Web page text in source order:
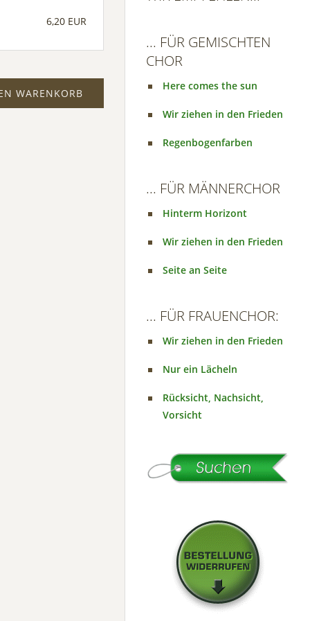
6,20 EUR
WARENKORB
... FÜR GEMISCHTEN
CHOR
Here comes the sun
Wir ziehen in den Frieden
Regenbogenfarben
... FÜR MÄNNERCHOR
Hinterm Horizont
Wir ziehen in den Frieden
Seite an Seite
... FÜR FRAUENCHOR:
Wir ziehen in den Frieden
Nur ein Lächeln
Rücksicht, Nachsicht,
Vorsicht